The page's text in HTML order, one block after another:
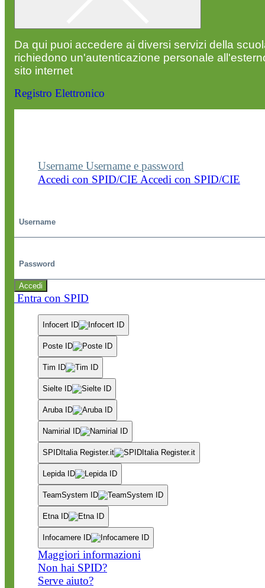
Da qui puoi accedere ai diversi servizi della
richiedono un'autenticazione personale
sito internet
Registro Elettronico
Username Username e password
Accedi con SPID/CIE Accedi con SPID/CIE
Accedi
Entra con SPID
Infocert ID
Poste ID
Tim ID
Sielte ID
Aruba ID
Namirial ID
SPIDItalia Register.it
Lepida ID
TeamSystem ID
Etna ID
Infocamere ID
Maggiori informazioni
Non hai SPID?
Serve aiuto?